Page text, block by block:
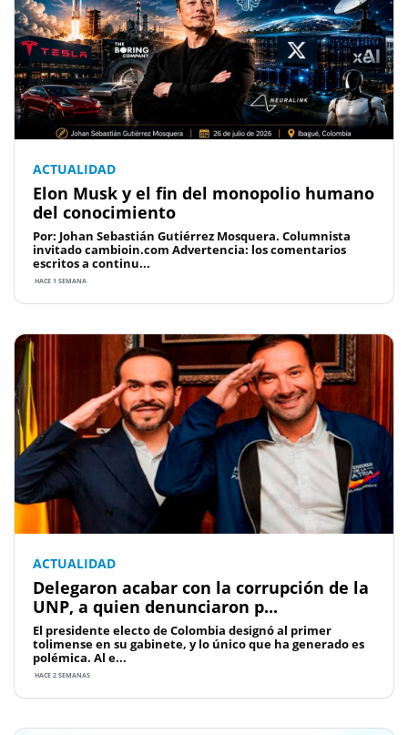
ACTUALIDAD
Elon Musk y el fin del monopolio humano
del conocimiento
Por: Johan Sebastián Gutiérrez Mosquera. Columnista
invitado cambioin.com Advertencia: los comentarios
escritos a continu...
HACE 1 SEMANA
ACTUALIDAD
Delegaron acabar con la corrupción de la
UNP, a quien denunciaron p...
El presidente electo de Colombia designó al primer
tolimense en su gabinete, y lo único que ha generado es
polémica. Al e...
HACE 2 SEMANAS